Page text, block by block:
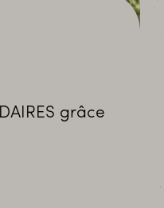
grâce